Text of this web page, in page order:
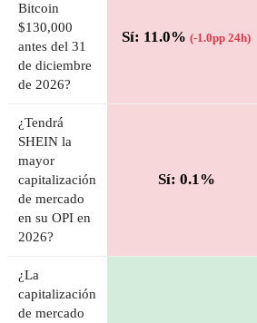
Bitcoin
$130,000
antes del 31
de diciembre
de 2026?
Sí: 11.0% (-1.0pp 24h)
¿Tendrá
SHEIN la
mayor
capitalización
de mercado
en su OPI en
2026?
Sí: 0.1%
¿La
capitalización
de mercado